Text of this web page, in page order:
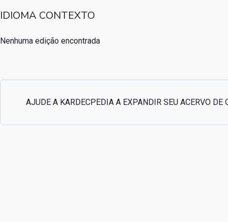
IDIOMA CONTEXTO
Nenhuma edição encontrada
AJUDE A KARDECPEDIA A EXPANDIR SEU ACERVO DE